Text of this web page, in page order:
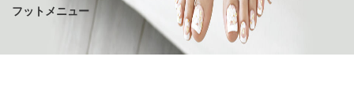
フットメニュー